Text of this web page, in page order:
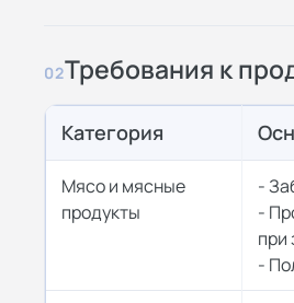
02Требования к
Категория
Мясо и мясные
продукты
-
-
при
-